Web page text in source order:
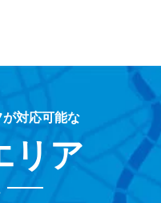
対応可能な
リア